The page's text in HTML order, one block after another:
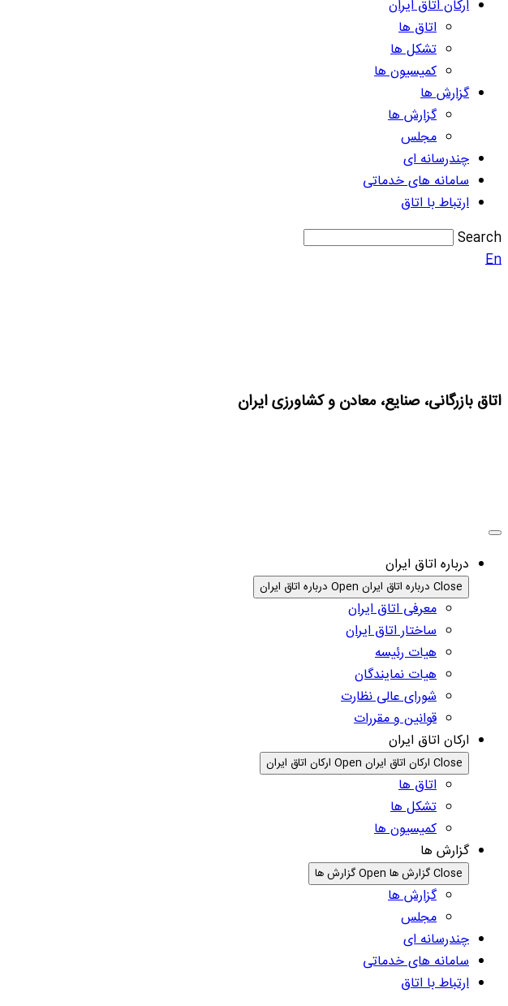
ارکان اتاق ایران
اتاق ها
تشکل ها
کمیسیون ها
گزارش ها
گزارش ها
مجلس
چندرسانه ای
سامانه های خدماتی
ارتباط با اتاق
Search
En
اتاق بازرگانی، صنایع، معادن و کشاورزی ایران
درباره اتاق ایران
Close درباره اتاق ایران Open درباره اتاق ایران
معرفی اتاق ایران
ساختار اتاق ایران
هیات رئیسه
هیات نمایندگان
شورای عالی نظارت
قوانین و مقررات
ارکان اتاق ایران
Close ارکان اتاق ایران Open ارکان اتاق ایران
اتاق ها
تشکل ها
کمیسیون ها
گزارش ها
Close گزارش ها Open گزارش ها
گزارش ها
مجلس
چندرسانه ای
سامانه های خدماتی
ارتباط با اتاق